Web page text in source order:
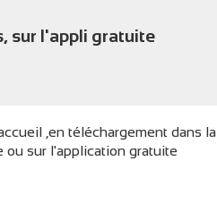
sur l'appli gratuite
,en téléchargement dans la
sur l'application gratuite